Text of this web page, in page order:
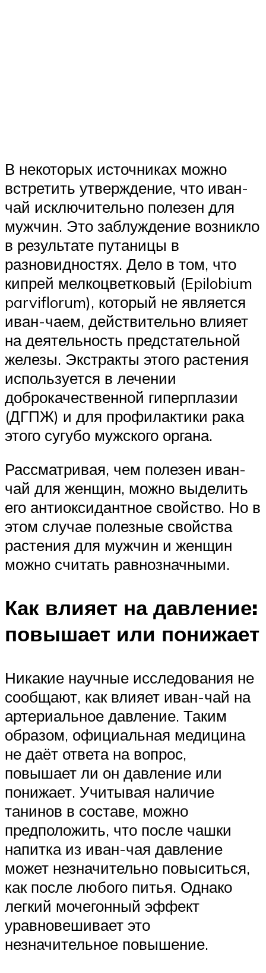
В некоторых источниках можно
встретить утверждение, что иван-
чай исключительно полезен для
мужчин. Это заблуждение возникло
в результате путаницы в
разновидностях. Дело в том, что
кипрей мелкоцветковый (Epilobium
parviflorum), который не является
иван-чаем, действительно влияет
на деятельность предстательной
железы. Экстракты этого растения
используется в лечении
доброкачественной гиперплазии
(ДГПЖ) и для профилактики рака
этого сугубо мужского органа.
Рассматривая, чем полезен иван-
чай для женщин, можно выделить
его антиоксидантное свойство. Но в
этом случае полезные свойства
растения для мужчин и женщин
можно считать равнозначными.
Как влияет на давление:
повышает или понижает
Никакие научные исследования не
сообщают, как влияет иван-чай на
артериальное давление. Таким
образом, официальная медицина
не даёт ответа на вопрос,
повышает ли он давление или
понижает. Учитывая наличие
танинов в составе, можно
предположить, что после чашки
напитка из иван-чая давление
может незначительно повыситься,
как после любого питья. Однако
легкий мочегонный эффект
уравновешивает это
незначительное повышение.